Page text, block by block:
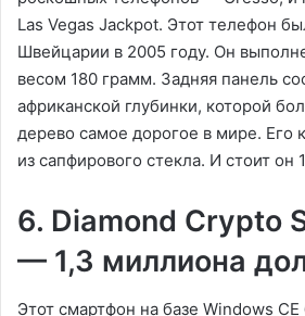
Las Vegas Jackpot. Этот телефон
Швейцарии в 2005 году. Он
весом 180 грамм. Задняя панель
африканской глубинки, которой
дерево самое дорогое в мире. Его
из сапфирового стекла. И стоит он
6. Diamond Crypto
— 1,3 миллиона
Этот смартфон на базе Windows